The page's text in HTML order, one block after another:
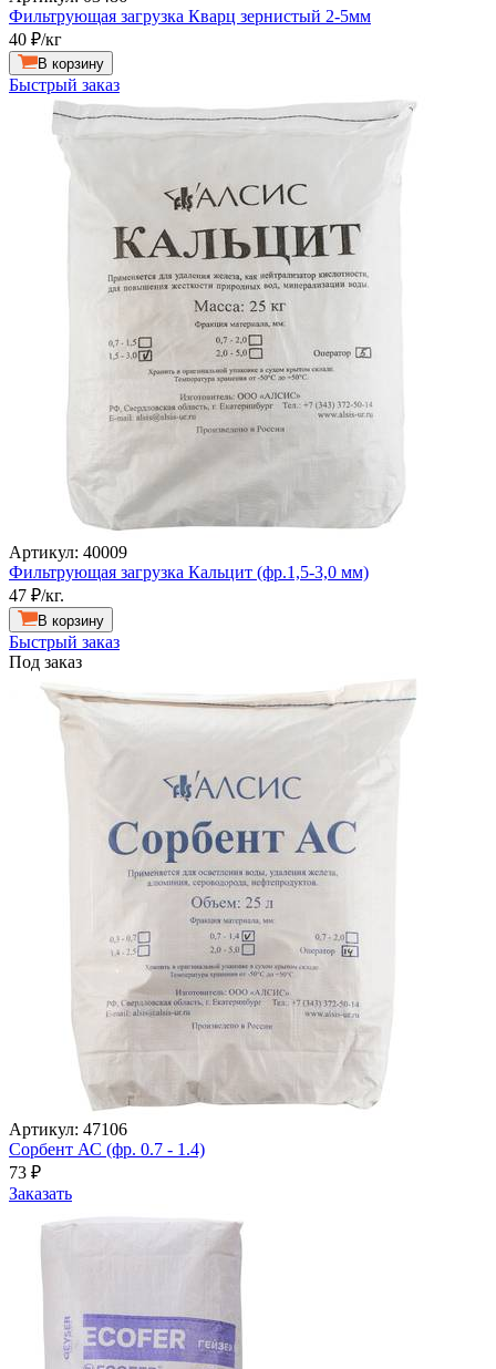
Фильтрующая загрузка Кварц зернистый 2-5мм
40 ₽/кг
В корзину
Быстрый заказ
Артикул: 40009
Фильтрующая загрузка Кальцит (фр.1,5-3,0 мм)
47 ₽/кг.
В корзину
Быстрый заказ
Под заказ
Артикул: 47106
Сорбент АС (фр. 0.7 - 1.4)
73 ₽
Заказать